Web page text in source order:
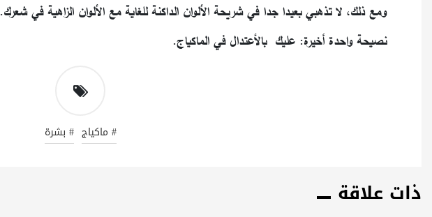
ومع ذلك، لا تذهبي بعيدا جدا في شريحة الألوان الداكنة للغاية مع الألوان الزاهية في شعرك.
نصيحة واحدة أخيرة: عليك بالأعتدال في الماكياج.
# ماكياج # بشرة
ذات علاقة